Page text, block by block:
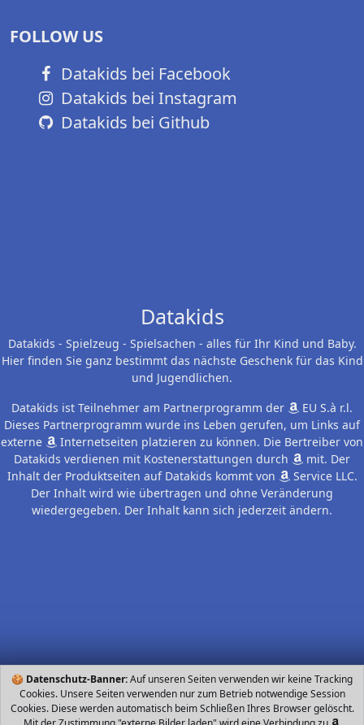
🍪 Datenschutz-Banner:Auf unseren Seiten verwenden wir keine Tracking
Cookies. Unsere Seiten verwenden nur zum Betrieb notwendige Session
Cookies. Diese werden automatisch beim Schließen Ihres Browser gelöscht.
FOLLOW US
Datakids bei Facebook
Datakids bei Instagram
Datakids bei Github
Datakids
Datakids - Spielzeug - Spielsachen - alles für Ihr Kind und Baby.
Hier finden Sie ganz bestimmt das nächste Geschenk für das Kind
und Jugendlichen.
Datakids ist Teilnehmer am Partnerprogramm der
EU S.à r.l.
Dieses Partnerprogramm wurde ins Leben gerufen, um Links auf
externe
Internetseiten platzieren zu können. Die Bertreiber von
Datakids verdienen mit Kostenerstattungen durch
mit. Der
Inhalt der Produktseiten auf Datakids kommt von
Service LLC.
Der Inhalt wird wie übertragen und ohne Veränderung
wiedergegeben. Der Inhalt kann sich jederzeit ändern.